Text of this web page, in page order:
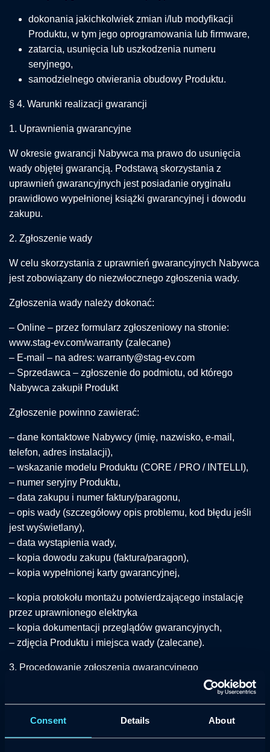
Consent Details About
dokonania jakichkolwiek zmian i/lub modyfikacji
Produktu, w tym jego oprogramowania lub firmware,
zatarcia, usunięcia lub uszkodzenia numeru
seryjnego,
samodzielnego otwierania obudowy Produktu.
§ 4. Warunki realizacji gwarancji
1. Uprawnienia gwarancyjne
W okresie gwarancji Nabywca ma prawo do usunięcia
wady objętej gwarancją. Podstawą skorzystania z
uprawnień gwarancyjnych jest posiadanie oryginału
prawidłowo wypełnionej książki gwarancyjnej i dowodu
zakupu.
2. Zgłoszenie wady
W celu skorzystania z uprawnień gwarancyjnych Nabywca
jest zobowiązany do niezwłocznego zgłoszenia wady.
Zgłoszenia wady należy dokonać:
– Online – przez formularz zgłoszeniowy na stronie:
www.stag-ev.com/warranty (zalecane)
– E-mail – na adres: warranty@stag-ev.com
– Sprzedawca – zgłoszenie do podmiotu, od którego
Nabywca zakupił Produkt
Zgłoszenie powinno zawierać:
– dane kontaktowe Nabywcy (imię, nazwisko, e-mail,
telefon, adres instalacji),
– wskazanie modelu Produktu (CORE / PRO / INTELLI),
– numer seryjny Produktu,
– data zakupu i numer faktury/paragonu,
– opis wady (szczegółowy opis problemu, kod błędu jeśli
jest wyświetlany),
– data wystąpienia wady,
– kopia dowodu zakupu (faktura/paragon),
– kopia wypełnionej karty gwarancyjnej,
– kopia protokołu montażu potwierdzającego instalację
przez uprawnionego elektryka
– kopia dokumentacji przeglądów gwarancyjnych,
– zdjęcia Produktu i miejsca wady (zalecane).
3. Procedowanie zgłoszenia gwarancyjnego
W pierwszej kolejności Producent przeprowadza zdalną
diagnostykę zgłoszenia (przez aplikację STAGEVConnect
lub kontakt telefoniczny). W przypadku konieczności
inspekcji fizycznej, Nabywca zobowiązany jest dostarczyć